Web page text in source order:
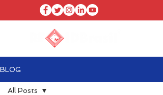
BLOG
All Posts